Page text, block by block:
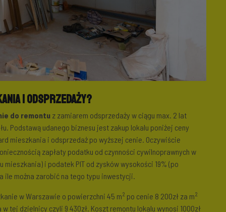
i odsprzedaży?
do remontu z zamiarem odsprzedaży w ciągu max. 2 lat
Podstawą udanego biznesu jest zakup lokalu poniżej ceny
mieszkania i odsprzedaż po wyższej cenie. Oczywiście
zapłaty podatku od czynności cywilnoprawnych w
i podatek PIT od zysków wysokości 19% (po
można zarobić na tego typu inwestycji.
w Warszawie o powierzchni 45 m2 po cenie 8 200zł za m2
tej dzielnicy czyli 9 430zł. Koszt remontu lokalu wynosi 1000zł